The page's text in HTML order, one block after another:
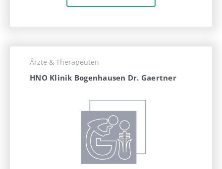
Ärzte & Therapeuten
HNO Klinik Bogenhausen Dr. Gaertner